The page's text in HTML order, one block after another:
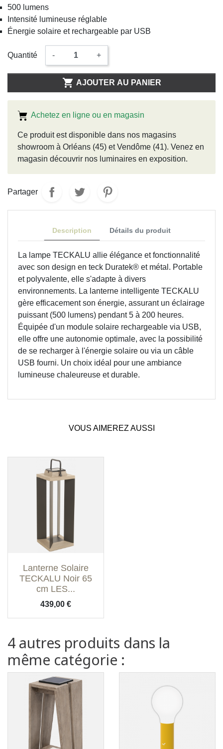
500 lumens
Intensité lumineuse réglable
Énergie solaire et rechargeable par USB
Quantité - +
 AJOUTER AU PANIER
Achetez en ligne ou en magasin
Ce produit est disponible dans nos magasins
showroom à Orléans (45) et Vendôme (41). Venez en
magasin découvrir nos luminaires en exposition.
Partager
Description Détails du produit
La lampe TECKALU allie élégance et fonctionnalité
avec son design en teck Duratek® et métal. Portable
et polyvalente, elle s'adapte à divers
environnements. La lanterne intelligente TECKALU
gère efficacement son énergie, assurant un éclairage
puissant (500 lumens) pendant 5 à 200 heures.
Équipée d'un module solaire rechargeable via USB,
elle offre une autonomie optimale, avec la possibilité
de se recharger à l'énergie solaire ou via un câble
USB fourni. Un choix idéal pour une ambiance
lumineuse chaleureuse et durable.
VOUS AIMEREZ AUSSI
Lanterne Solaire
TECKALU Noir 65
cm LES...
Prix
439,00 €
4 autres produits dans la
même catégorie :